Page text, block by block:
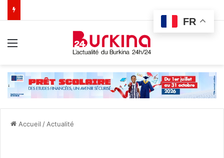
Accueil / Actualité
FR